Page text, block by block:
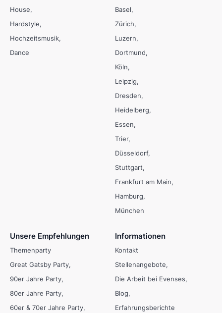
House
Hardstyle
Hochzeitsmusik
Dance
Basel
Zürich
Luzern
Dortmund
Köln
Leipzig
Dresden
Heidelberg
Essen
Trier
Düsseldorf
Stuttgart
Frankfurt am Main
Hamburg
München
Unsere Empfehlungen
Themenparty
Great Gatsby Party
90er Jahre Party
80er Jahre Party
60er & 70er Jahre Party
Informationen
Kontakt
Stellenangebote
Die Arbeit bei Evenses
Blog
Erfahrungsberichte